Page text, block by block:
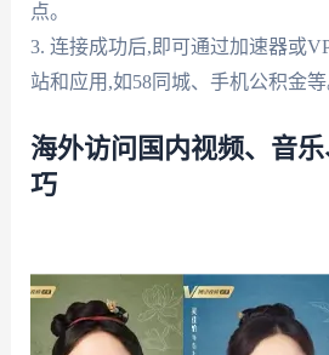
点。
3. 连接成功后,即可通过加速器或
站和应用,如58同城、手机公积金等
海外访问国内视频、音
巧